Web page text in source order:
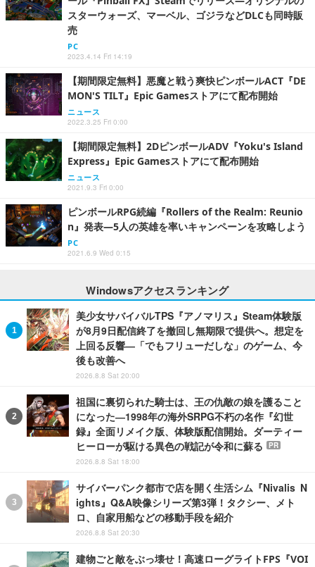
スターウォーズ、マーベル、ゴジラなどDLCも同時販
売
PC
2023.4.14 Fri 14:19
【期間限定無料】悪魔と戦う爽快ピンボールACT『DE
MON'S TILT』Epic Gamesストアにて配布開始
ニュース
2022.3.25 Fri 0:00
【期間限定無料】2DピンボールADV『Yoku's Island
Express』Epic Gamesストアにて配布開始
ニュース
2021.9.3 Fri 0:00
ピンボールRPG続編『Rollers of the Realm: Reunio
n』発表―5人の英雄を率いキャンペーンを攻略しよう
PC
2021.6.9 Wed 0:15
Windowsアクセスランキング
美少女サバイバルTPS『アノマリス』Steam体験版
が8月9日配信終了を撤回し無期限で提供へ。想定を
上回る反響―「でもフリューだしな」のゲーム、今
後も改善へ
2026.8.8 Sat 20:00
祖国に裏切られた騎士は、王の仇敵の娘を護ること
になった―1998年の海外SRPG不朽の名作『幻世
録』全面リメイク版、体験版配信開始。ダーティー
ヒーローが駆ける異色の戦記が令和に蘇る
PR
2026.8.8 Sat 18:00
サイバーパンク都市で店を開く生活シム『Nivalis N
ights』Q&A映像シリーズ第3弾！タクシー、メト
ロ、自家用船などの移動手段を紹介
2026.8.8 Sat 20:30
建物ごと敵をぶっ壊せ！高速ローグライトFPS『VOI